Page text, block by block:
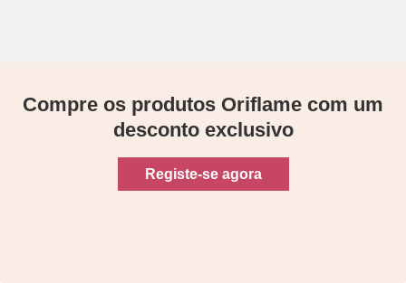
Compre os produtos Oriflame com um
desconto exclusivo
Registe-se agora